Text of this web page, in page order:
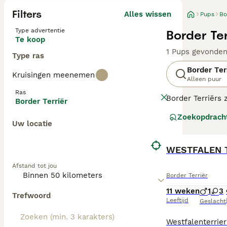
Filters Alles wissen
Type advertentie
Te koop
Type ras
Kruisingen meenemen
Ras
Border Terriër
Uw locatie
Afstand tot jou
Trefwoord
Pups
Border
1 Pups gevonden
Border
Alleen puur
Border Terriërs
tegenkomen
Lees onze
WESTFALEN
Border Terriër
11 weken
Leeftijd
1 3
Geslacht